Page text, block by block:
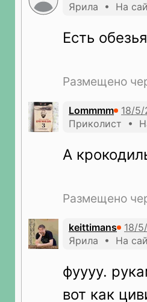
Ярила • На
Есть
Размещено
Lommmm
Приколист •
А
Размещено
keittimans
Ярила • На
фуууу.
вот как